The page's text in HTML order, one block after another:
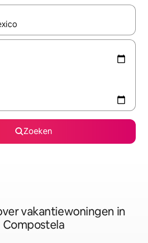
beschikbaar zijn, maak je een keuze
Zoeken
vakantiewoningen in
Compostela